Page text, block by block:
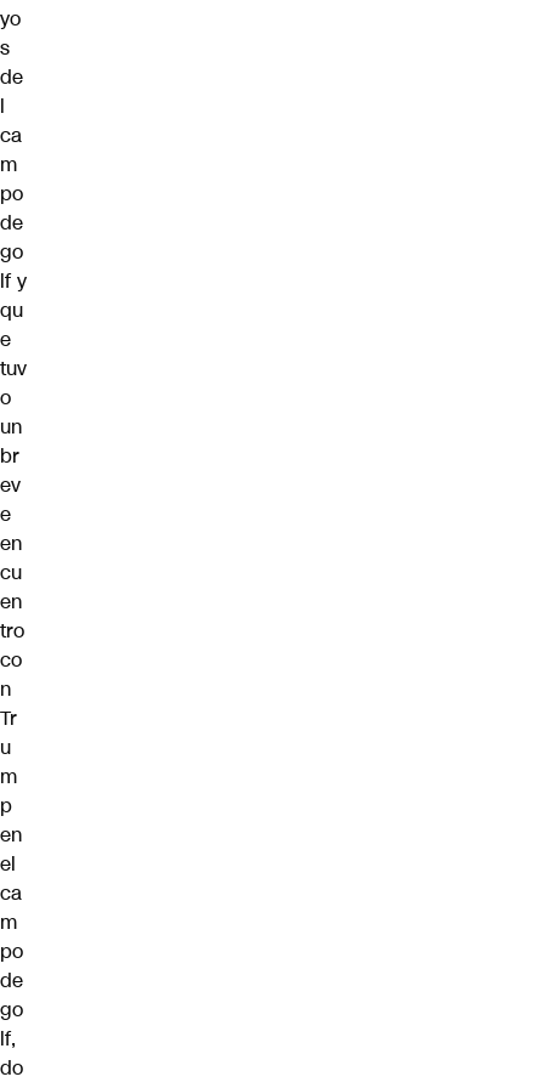
yo
s
de
l
ca
m
po
de
go
lf y
qu
e
tuv
o
un
br
ev
e
en
cu
en
tro
co
n
Tr
u
m
p
en
el
ca
m
po
de
go
lf,
do